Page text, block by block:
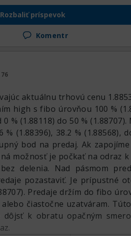
do hornej zóny prehriatia.
Keďže sme vyšli hore, tu
na predaj, ten istý
lepšie, aby tu vtedy bola
celok, libra vykazuje
Rozbaliť príspevok
Komentr
76
aktuálnu trhovú cenu
high s fibo úrovňou 100 %
% (1.88118) do 50 %
(1.88396), 38.2 % (1.88568),
bod na predaj. Ak
možnosť je počkať na odraz k
delenia. Nad pásmom
pozastaviť. Je prípustné
Predaje držím do fibo
čiastočne uzatváram.
k obratu opačným